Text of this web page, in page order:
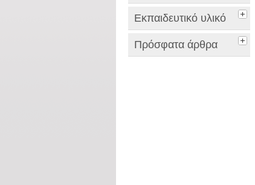
Εκπαιδευτικό υλικό
Πρόσφατα άρθρα